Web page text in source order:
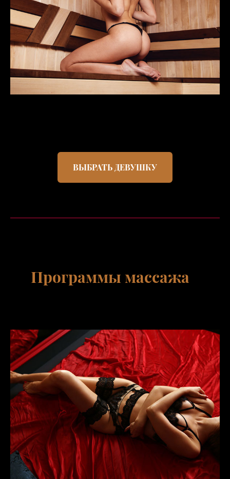
ВЫБРАТЬ ДЕВУШКУ
Программы массажа